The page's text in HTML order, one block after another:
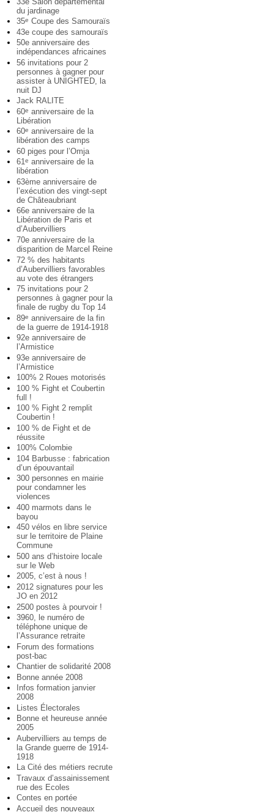
du jardinage
35e Coupe des Samouraïs
43e coupe des samouraïs
50e anniversaire des
indépendances africaines
56 invitations pour 2
personnes à gagner pour
assister à UNIGHTED, la
nuit DJ
Jack RALITE
60e anniversaire de la
Libération
60e anniversaire de la
libération des camps
60 piges pour l’Omja
61e anniversaire de la
libération
63ème anniversaire de
l’exécution des vingt-sept
de Châteaubriant
66e anniversaire de la
Libération de Paris et
d’Aubervilliers
70e anniversaire de la
disparition de Marcel Reine
72 % des habitants
d’Aubervilliers favorables
au vote des étrangers
75 invitations pour 2
personnes à gagner pour la
finale de rugby du Top 14
89e anniversaire de la fin
de la guerre de 1914-1918
92e anniversaire de
l’Armistice
93e anniversaire de
l’Armistice
100% 2 Roues motorisés
100 % Fight et Coubertin
full !
100 % Fight 2 remplit
Coubertin !
100 % de Fight et de
réussite
100% Colombie
104 Barbusse : fabrication
d’un épouvantail
300 personnes en mairie
pour condamner les
violences
400 marmots dans le
bayou
450 vélos en libre service
sur le territoire de Plaine
Commune
500 ans d’histoire locale
sur le Web
2005, c’est à nous !
2012 signatures pour les
JO en 2012
2500 postes à pourvoir !
3960, le numéro de
téléphone unique de
l’Assurance retraite
Forum des formations
post-bac
Chantier de solidarité 2008
Bonne année 2008
Infos formation janvier
2008
Listes Électorales
Bonne et heureuse année
2005
Aubervilliers au temps de
la Grande guerre de 1914-
1918
La Cité des métiers recrute
Travaux d’assainissement
rue des Ecoles
Contes en portée
Accueil des nouveaux